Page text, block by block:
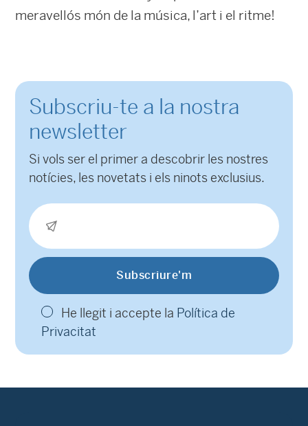
meravellós món de la música, l’art i el ritme!
Subscriu-te a la nostra
newsletter
Si vols ser el primer a descobrir les nostres
notícies, les novetats i els ninots exclusius.
He llegit i accepte la Política de
Privacitat